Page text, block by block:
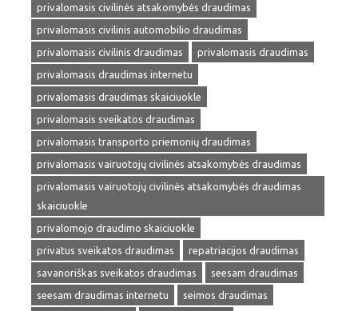
privalomasis civilinės atsakomybės draudimas
privalomasis civilinis automobilio draudimas
privalomasis civilinis draudimas
privalomasis draudimas
privalomasis draudimas internetu
privalomasis draudimas skaiciuokle
privalomasis sveikatos draudimas
privalomasis transporto priemonių draudimas
privalomasis vairuotojų civilinės atsakomybės draudimas
privalomasis vairuotojų civilinės atsakomybės draudimas
skaiciuokle
privalomojo draudimo skaiciuokle
privatus sveikatos draudimas
repatriacijos draudimas
savanoriškas sveikatos draudimas
seesam draudimas
seesam draudimas internetu
seimos draudimas